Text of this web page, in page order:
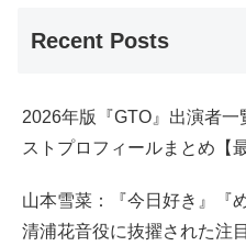
Recent Posts
2026年版『GTO』出演者
ストプロフィールまとめ【
山本雪菜：『今日好き』『
清浦花音役に抜擢された注